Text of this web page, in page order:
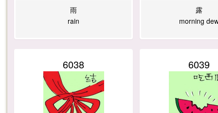
雨
rain
露
morning
6038 6039